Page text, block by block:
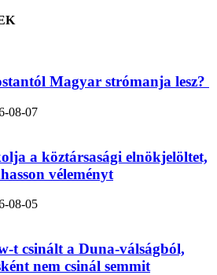
Magyar strómanja lesz?
08-07
a köztársasági elnökjelöltet,
véleményt
08-05
t csinált a Duna-válságból,
nem csinál semmit